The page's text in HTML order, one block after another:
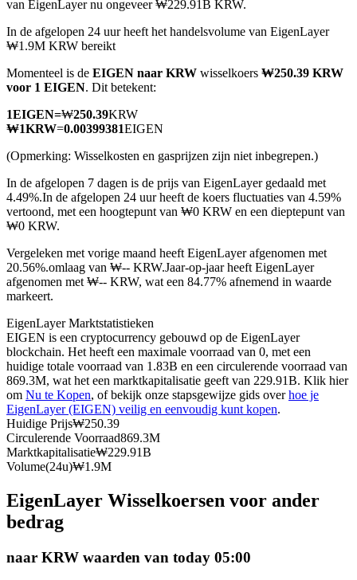
TradFi
Derivaten voor aandelen, forex, edelmetalen en grondstoffen
Futures met USDC als onderpand
Kopiëren Handel
Sluit je aan bij top traders
van EigenLayer nu ongeveer ₩229.91B KRW.
In de afgelopen 24 uur heeft het handelsvolume van EigenLayer
₩1.9M KRW bereikt
Momenteel is de EIGEN naar KRW wisselkoers ₩250.39 KRW
voor 1 EIGEN. Dit betekent:
1EIGEN=₩250.39KRW
₩1KRW=0.00399381EIGEN
(Opmerking: Wisselkosten en gasprijzen zijn niet inbegrepen.)
In de afgelopen 7 dagen is de prijs van EigenLayer gedaald met
4.49%.In de afgelopen 24 uur heeft de koers fluctuaties van 4.59%
vertoond, met een hoogtepunt van ₩0 KRW en een dieptepunt van
₩0 KRW.
Vergeleken met vorige maand heeft EigenLayer afgenomen met
20.56%.omlaag van ₩-- KRW.Jaar-op-jaar heeft EigenLayer
afgenomen met ₩-- KRW, wat een 84.77% afnemend in waarde
markeert.
EigenLayer Marktstatistieken
EIGEN is een cryptocurrency gebouwd op de EigenLayer
blockchain. Het heeft een maximale voorraad van 0, met een
huidige totale voorraad van 1.83B en een circulerende voorraad van
869.3M, wat het een marktkapitalisatie geeft van 229.91B. Klik hier
om Nu te Kopen, of bekijk onze stapsgewijze gids overhoe je
EigenLayer (EIGEN) veilig en eenvoudig kunt kopen.
Huidige Prijs₩250.39
Circulerende Voorraad869.3M
Marktkapitalisatie₩229.91B
Volume(24u)₩1.9M
EigenLayer Wisselkoersen voor ander
bedrag
naar KRW waarden van today 05:00